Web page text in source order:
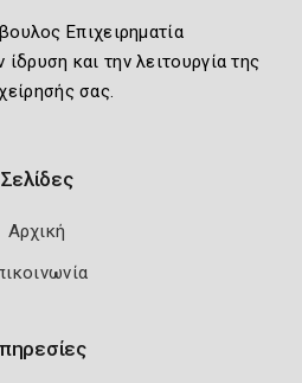
Επιχειρηματία
και την λειτουργία της
σας.
Σελίδες
Αρχική